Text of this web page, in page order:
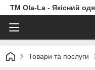
TM Ola-La - Якісний
Товари та послуги